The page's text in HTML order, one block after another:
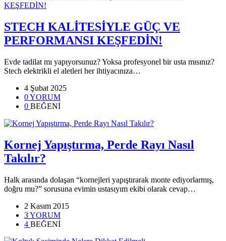
STECH KALİTESİYLE GÜÇ VE
PERFORMANSI KEŞFEDİN!
Evde tadilat mı yapıyorsunuz? Yoksa profesyonel bir usta mısınız?
Stech elektrikli el aletleri her ihtiyacınıza…
4 Şubat 2025
0 YORUM
0 BEĞENİ
Kornej Yapıştırma, Perde Rayı Nasıl
Takılır?
Halk arasında dolaşan “kornejleri yapıştırarak monte ediyorlarmış,
doğru mu?” sorusuna evimin ustasıyım ekibi olarak cevap…
2 Kasım 2015
3 YORUM
4 BEĞENİ